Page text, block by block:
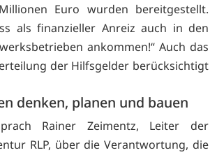
Euro wurden bereitgestellt.
als finanzieller Anreiz auch in den
ankommen!“ Auch das
der Hilfsgelder berücksichtigt
denken, planen und bauen
Rainer Zeimentz, Leiter der
RLP, über die Verantwortung, die